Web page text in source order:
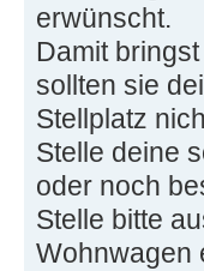
erwünscht.
Damit
sollten sie
Stellplatz
Stelle deine
oder noch
Stelle bitte
Wohnwagen